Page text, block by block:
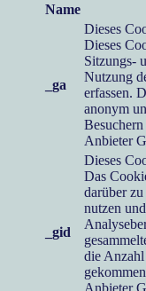
Name
_ga
Dieses
Dieses
Sitzungs-
Nutzung
erfassen.
anonym
Anbieter
_gid
Dieses
Das
darüber
nutzen
die Anzahl